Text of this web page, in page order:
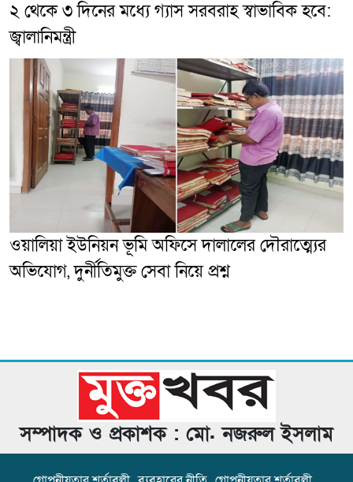
২ থেকে ৩ দিনের মধ্যে গ্যাস সরবরাহ স্বাভাবিক হবে:
জ্বালানিমন্ত্রী
ওয়ালিয়া ইউনিয়ন ভূমি অফিসে দালালের দৌরাত্ম্যের
অভিযোগ, দুর্নীতিমুক্ত সেবা নিয়ে প্রশ্ন
সম্পাদক ও প্রকাশক : মো. নজরুল ইসলাম